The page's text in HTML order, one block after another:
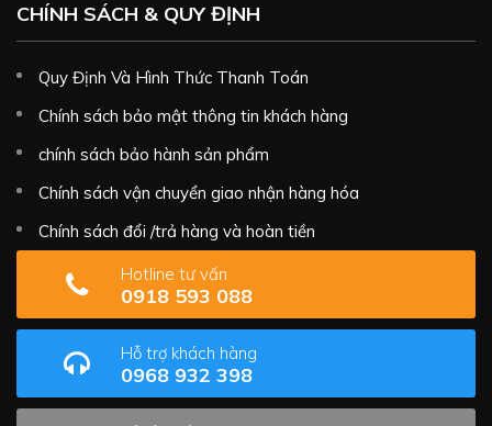
CHÍNH SÁCH & QUY ĐỊNH
Quy Định Và Hình Thức Thanh Toán
Chính sách bảo mật thông tin khách hàng
chính sách bảo hành sản phẩm
Chính sách vận chuyển giao nhận hàng hóa
Chính sách đổi /trả hàng và hoàn tiền
Hotline tư vấn
0918 593 088
Hỗ trợ khách hàng
0968 932 398